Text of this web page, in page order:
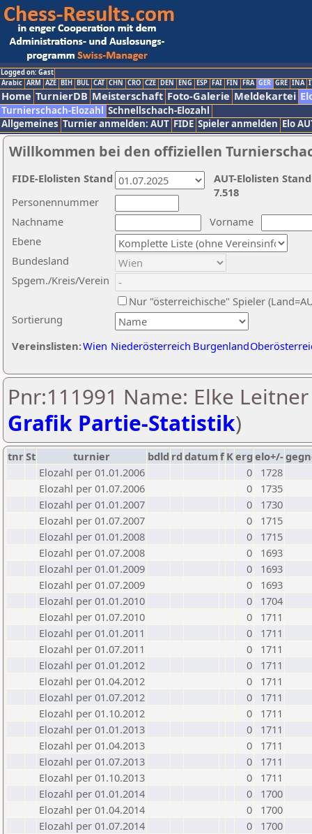
Logged on: Gast
Arabic ARM AZE BIH BUL CAT CHN CRO CZE DEN ENG ESP FAI FIN FRA GER GRE INA
Home TurnierDB Meisterschaft Foto-Galerie Meldekartei
Turnierschach-Elozahl Schnellschach-Elozahl
Allgemeines Turnier anmelden: AUT FIDE Spieler anmelden Elo
Willkommen bei den offiziellen
Nachname
Vorname
Ebene
Sortierung
Personennummer
Bundesland
Spgem./Kreis/Verein
Nur "österreichische" Spieler
Vereinslisten:Wien Niederösterreich Burgenland
AUT-Elolisten
7.518
FIDE-Elolisten Stand
Pnr:111991 Name: Elke
Grafik Partie-Statistik)
tnrSt turnier bdld rd datumf Kerg elo+/-
Elozahl per 01.01.2006
0
1728
Elozahl per 01.07.2006
0
1735
Elozahl per 01.01.2007
0
1730
Elozahl per 01.07.2007
0
1715
Elozahl per 01.01.2008
0
1715
Elozahl per 01.07.2008
0
1693
Elozahl per 01.01.2009
0
1693
Elozahl per 01.07.2009
0
1693
Elozahl per 01.01.2010
0
1704
Elozahl per 01.07.2010
0
1711
Elozahl per 01.01.2011
0
1711
Elozahl per 01.07.2011
0
1711
Elozahl per 01.01.2012
0
1711
Elozahl per 01.04.2012
0
1711
Elozahl per 01.07.2012
0
1711
Elozahl per 01.10.2012
0
1711
Elozahl per 01.01.2013
0
1711
Elozahl per 01.04.2013
0
1711
Elozahl per 01.07.2013
0
1711
Elozahl per 01.10.2013
0
1711
Elozahl per 01.01.2014
0
1700
Elozahl per 01.04.2014
0
1700
Elozahl per 01.07.2014
0
1700